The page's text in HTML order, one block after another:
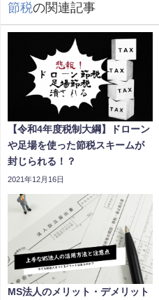
節税の関連記事
【令和4年度税制大綱】ドローン
や足場を使った節税スキームが
封じられる！？
2021年12月16日
MS法人のメリット・デメリット